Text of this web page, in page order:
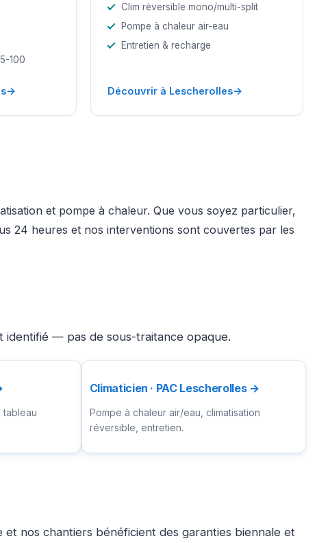
100
→
Clim réversible mono/multi-split
Pompe à chaleur air-eau
Entretien & recharge
Découvrir à Lescherolles→
et pompe à chaleur. Que vous soyez particulier,
24 heures et nos interventions sont couvertes par les
identifié — pas de sous-traitance opaque.
tableau
Climaticien · PAC Lescherolles →
Pompe à chaleur air/eau, climatisation
réversible, entretien.
nos chantiers bénéficient des garanties biennale et